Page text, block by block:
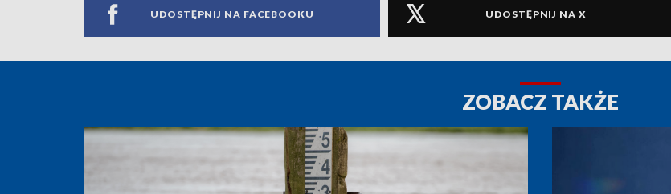
UDOSTĘPNIJ NA FACEBOOKU UDOSTĘPNIJ NA X
ZOBACZ TAKŻE